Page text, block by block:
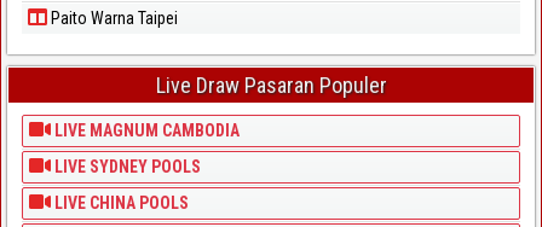
Paito Warna Taipei
Live Draw Pasaran Populer
LIVE MAGNUM CAMBODIA
LIVE SYDNEY POOLS
LIVE CHINA POOLS